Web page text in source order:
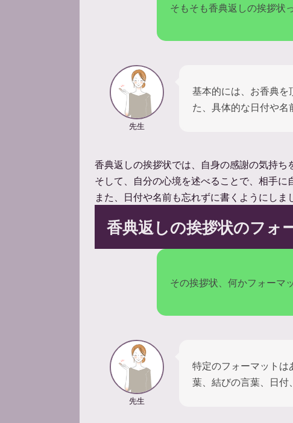
そもそも香典返しの挨拶状
先生
基本的には、お香典を
た、具体的な日付や名
香典返しの挨拶状では、自身の感謝の気持ち
そして、自分の心境を述べることで、相手に
また、日付や名前も忘れずに書くようにしま
香典返しの挨拶状のフォ
その挨拶状、何かフォーマ
先生
特定のフォーマット
葉、結びの言葉、日付